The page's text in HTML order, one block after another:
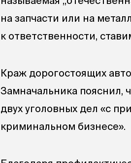
на запчасти или на
к ответственности,
Краж дорогостоящих
Замначальника пояснил,
двух уголовных дел «с
криминальном бизнесе».